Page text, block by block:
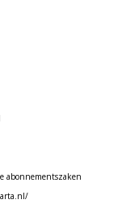
abonnementszaken